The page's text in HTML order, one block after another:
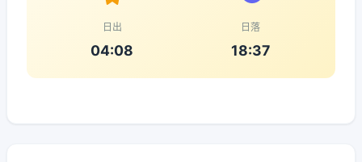
日出
04:08
日落
18:37